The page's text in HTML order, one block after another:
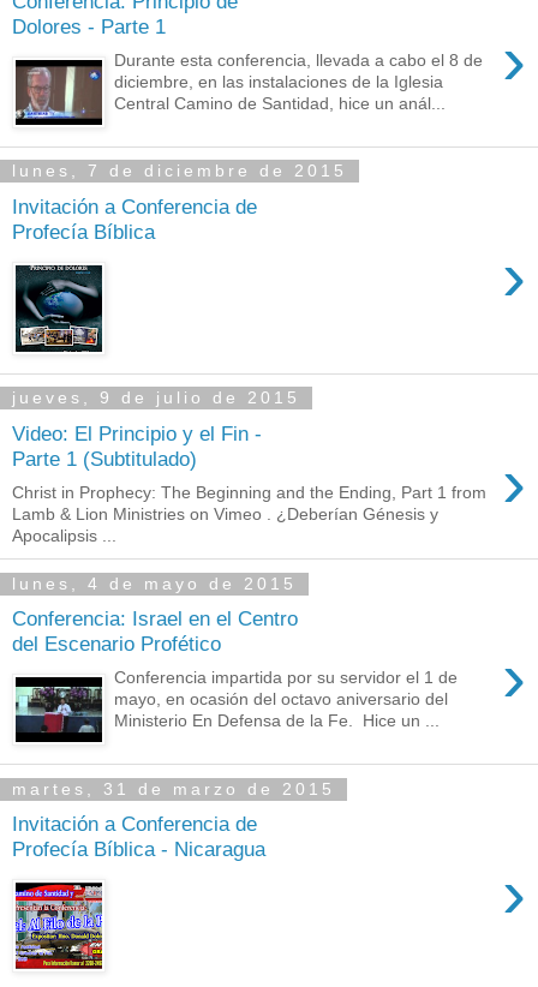
Dolores - Parte 1
›
Durante esta conferencia, llevada a cabo el 8 de
diciembre, en las instalaciones de la Iglesia
Central Camino de Santidad, hice un anál...
lunes, 7 de diciembre de 2015
Invitación a Conferencia de
Profecía Bíblica
›
jueves, 9 de julio de 2015
Video: El Principio y el Fin -
Parte 1 (Subtitulado)
›
Christ in Prophecy: The Beginning and the Ending, Part 1 from
Lamb & Lion Ministries on Vimeo . ¿Deberían Génesis y
Apocalipsis ...
lunes, 4 de mayo de 2015
Conferencia: Israel en el Centro
del Escenario Profético
›
Conferencia impartida por su servidor el 1 de
mayo, en ocasión del octavo aniversario del
Ministerio En Defensa de la Fe. Hice un ...
martes, 31 de marzo de 2015
Invitación a Conferencia de
Profecía Bíblica - Nicaragua
›